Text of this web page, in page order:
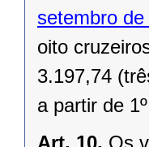
setembro de
oito
3.197,74
a partir de
Art. 10. Os